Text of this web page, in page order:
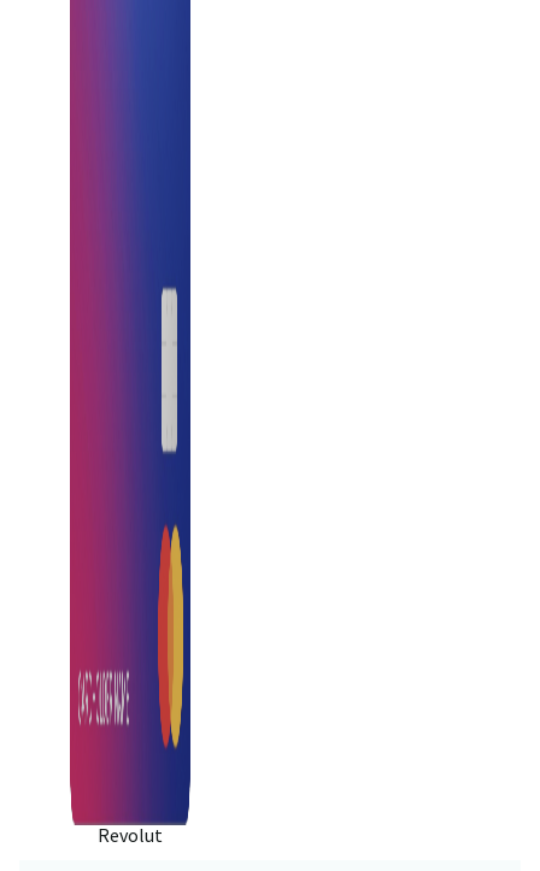
Revolut